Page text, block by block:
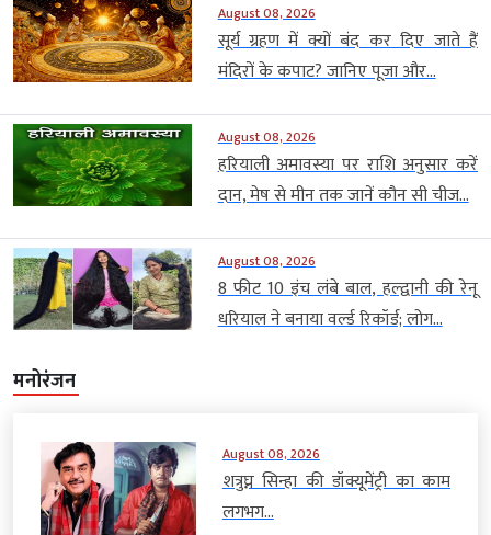
August 08, 2026
सूर्य ग्रहण में क्यों बंद कर दिए जाते हैं
मंदिरों के कपाट? जानिए पूजा और...
August 08, 2026
हरियाली अमावस्या पर राशि अनुसार करें
दान, मेष से मीन तक जानें कौन सी चीज...
August 08, 2026
8 फीट 10 इंच लंबे बाल, हल्द्वानी की रेनू
धरियाल ने बनाया वर्ल्ड रिकॉर्ड; लोग...
मनोरंजन
August 08, 2026
शत्रुघ्न सिन्हा की डॉक्यूमेंट्री का काम
लगभग...